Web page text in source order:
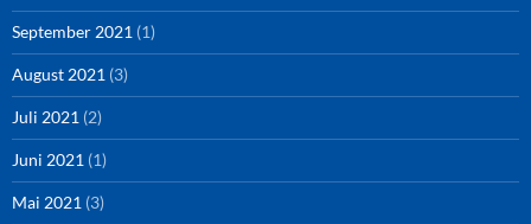
September 2021 (1)
August 2021 (3)
Juli 2021 (2)
Juni 2021 (1)
Mai 2021 (3)